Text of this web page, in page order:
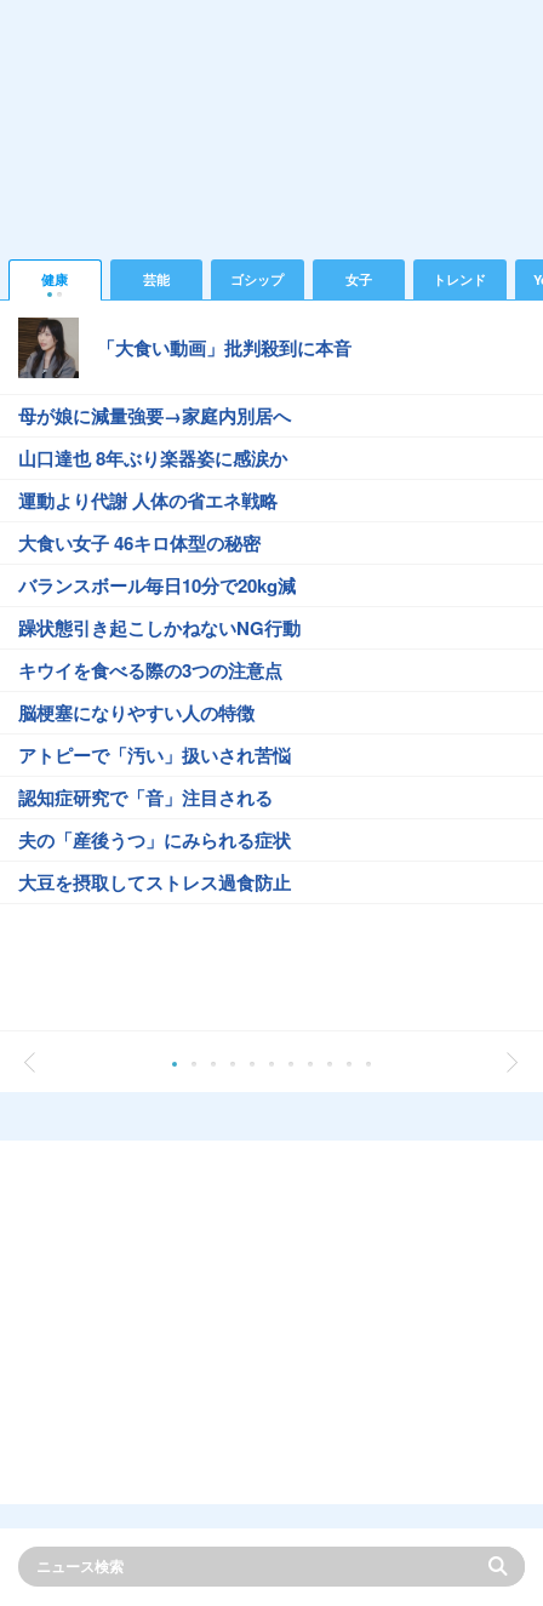
健康 芸能 ゴシップ 女子 トレンド
「大食い動画」批判殺到に本音
母が娘に減量強要→家庭内別居へ
山口達也 8年ぶり楽器姿に感涙か
運動より代謝 人体の省エネ戦略
大食い女子 46キロ体型の秘密
バランスボール毎日10分で20kg減
躁状態引き起こしかねないNG行動
キウイを食べる際の3つの注意点
脳梗塞になりやすい人の特徴
アトピーで「汚い」扱いされ苦悩
認知症研究で「音」注目される
夫の「産後うつ」にみられる症状
大豆を摂取してストレス過食防止